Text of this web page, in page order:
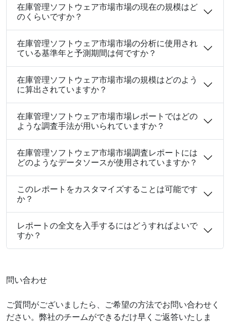
在庫管理ソフトウェア市場市場の現在の規模はど
のくらいですか？
在庫管理ソフトウェア市場市場の分析に使用され
ている基準年と予測期間は何ですか？
在庫管理ソフトウェア市場市場の規模はどのよう
に算出されていますか？
在庫管理ソフトウェア市場市場レポートではどの
ような調査手法が用いられていますか？
在庫管理ソフトウェア市場市場調査レポートには
どのようなデータソースが使用されていますか？
このレポートをカスタマイズすることは可能です
か？
レポートの全文を入手するにはどうすればよいで
すか？
問い合わせ
ご質問がございましたら、ご希望の方法でお問い合わせく
ださい。弊社のチームができるだけ早くご返答いたしま